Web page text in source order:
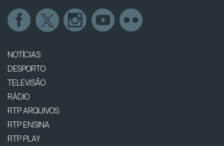
NOTÍCIAS
DESPORTO
TELEVISÃO
RÁDIO
RTP ARQUIVOS
RTP ENSINA
RTP PLAY